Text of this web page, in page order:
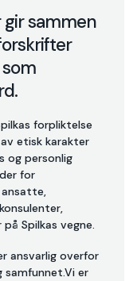
gir sammen
forpliktelse
etisk karakter
og personlig
for
ansatte,
Spilkas vegne.
ansvarlig overfor
samfunnet.Vi er